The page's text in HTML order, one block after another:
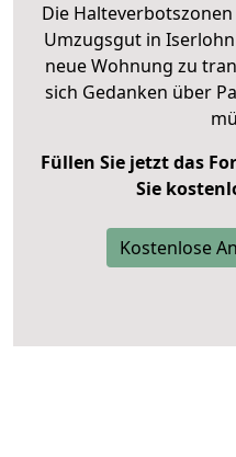
Die
Umzugsgut in
neue Wohnung zu
sich Gedanken über
Füllen Sie jetzt das
Sie
Kostenlose